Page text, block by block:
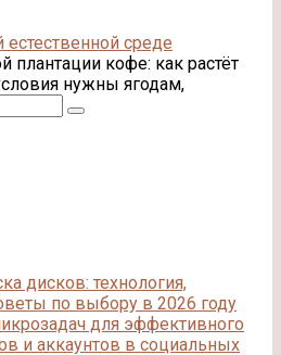
среде
плантации кофе: как растёт
нужны ягодам,
дисков: технология,
по выбору в 2026 году
для эффективного
и аккаунтов в социальных